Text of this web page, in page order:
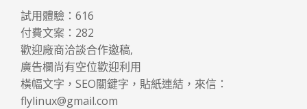
試用體驗： 616
付費文案： 282
歡迎廠商洽談合作邀稿,
廣告欄尚有空位歡迎利用
橫幅文字，SEO關鍵字，貼紙連結，來信：
flylinux@gmail.com